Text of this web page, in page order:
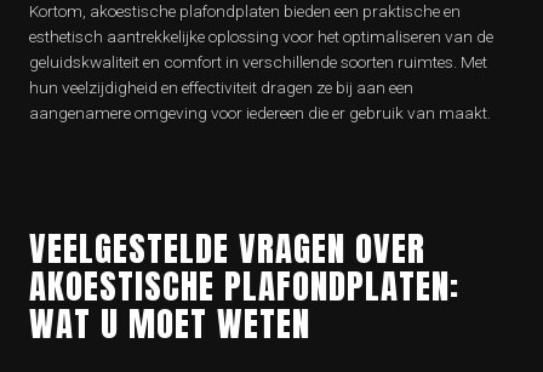
Kortom, akoestische plafondplaten bieden een praktische en
esthetisch aantrekkelijke oplossing voor het optimaliseren van de
geluidskwaliteit en comfort in verschillende soorten ruimtes. Met
hun veelzijdigheid en effectiviteit dragen ze bij aan een
aangenamere omgeving voor iedereen die er gebruik van maakt.
VEELGESTELDE VRAGEN OVER
AKOESTISCHE PLAFONDPLATEN:
WAT U MOET WETEN